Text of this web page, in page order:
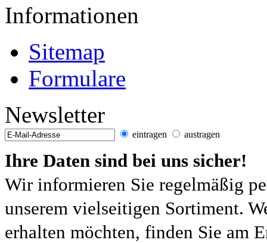
Informationen
Sitemap
Formulare
Newsletter
eintragen austragen
Ihre Daten sind bei uns sicher!
Wir informieren Sie regelmäßig
unserem vielseitigen Sortiment.
erhalten möchten, finden Sie am